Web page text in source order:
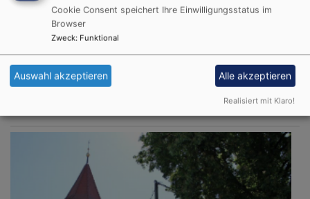
i
Termine der Pfarrei Schnodsenbach-
Cookie Consent speichert Ihre Einwilligungsstatus im
Browser
Zweck: Funktional
Auswahl akzeptieren Alle akzeptieren
Realisiert mit Klaro!